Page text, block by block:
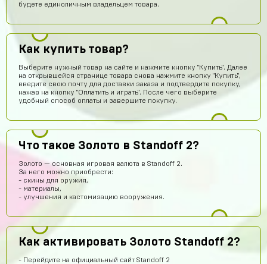
будете единоличным владельцем товара.
Как купить товар?
Выберите нужный товар на сайте и нажмите кнопку "Купить". Далее
на открывшейся странице товара снова нажмите кнопку "Купить",
введите свою почту для доставки заказа и подтвердите покупку,
нажав на кнопку "Оплатить и играть". После чего выберите
удобный способ оплаты и завершите покупку.
Что такое Золото в Standoff 2?
Золото — основная игровая валюта в Standoff 2.
За него можно приобрести:
- скины для оружия,
- материалы,
- улучшения и кастомизацию вооружения.
Как активировать Золото Standoff 2?
- Перейдите на официальный сайт Standoff 2
Тимур Абдуллаев
Норм
Дании Бабин
А точно без обмана???
Кирилл Васильев